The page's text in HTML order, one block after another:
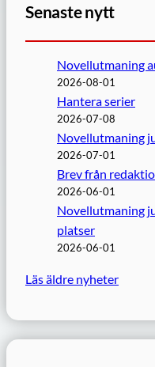
Senaste nytt
Novellutmaning
2026-08-01
Hantera serier
2026-07-08
Novellutmaning
2026-07-01
Brev från
2026-06-01
Novellutmaning
platser
2026-06-01
Läs äldre nyheter